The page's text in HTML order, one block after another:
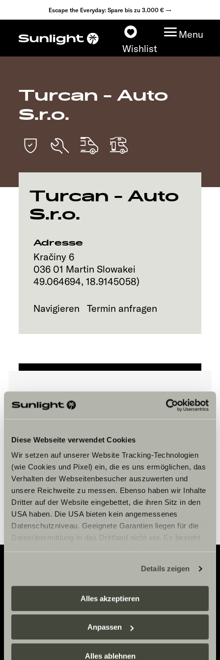
Diese Webseite verwendet Cookies
Wir setzen auf unserer Website Tracking-Technologien
(wie Cookies und Pixel) ein, die es uns ermöglichen, das
Verhalten der Webseitenbesucher auszuwerten und
unsere Reichweite zu messen. Ebenso haben wir Inhalte
Dritter auf der Website eingebettet, die ihren Sitz in den
USA haben. Die USA bieten kein angemessenes
Datenschutzniveau. Geeignete Garantien liegen für die
Datenübermittlung in das Drittland nicht vor. Es besteht
zustehen. Eingesetzte Dienstleister können Daten für
eigene Zwecke verarbeiten und mit anderen Daten
zusammenführen. Weitere Informationen finden Sie hier:
Datenschutzerklärung
einzelne Cookies/Dienste in den Einstellungen aus,
erteilen Sie uns Ihre Einwilligung zur Verarbeitung Ihrer
Daten zu den genannten Zwecken. Die Einwilligung ist
Details zeigen
Alles akzeptieren
Anpassen
Alles ablehnen
Escape the Everyday: Spare bis zu 3.000 € →
Wishlist
Menu
Modelle
Fahrzeugfinder
Händlersuche
Service
Turcan - Auto
S.r.o.
Turcan - Auto
S.r.o.
Adresse
Kračiny 6
036 01 Martin Slowakei
49.064694, 18.9145058)
Navigieren Termin anfragen
Bitte akzeptiere die Marketing-
Cookies, um die Inhalte zu sehen.
Cookie-Einstellungen
Adventure
Now.
KONTAKT